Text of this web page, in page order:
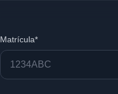
Matrícula*